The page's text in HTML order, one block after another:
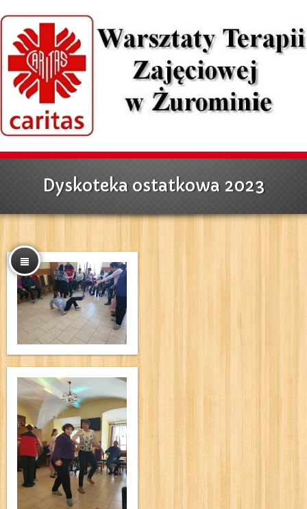
Dyskoteka ostatkowa 2023